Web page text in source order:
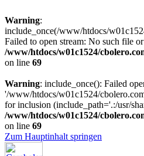
Warning:
include_once(/www/htdocs/
Failed to open stream: No such file
/www/htdocs/w01c1524/
on line 69
Warning: include_once(): Failed
'/www/htdocs/w01c1524/
for inclusion (include_path='.:/usr/
/www/htdocs/w01c1524/
on line 69
Zum Hauptinhalt springen